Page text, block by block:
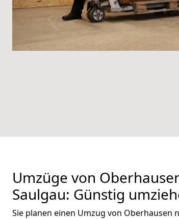
Umzüge von
Saulgau: Günstig
Sie planen einen Umzug von Oberhausen